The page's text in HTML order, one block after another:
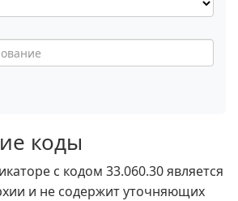
коды
с кодом 33.060.30 является
и не содержит уточняющих